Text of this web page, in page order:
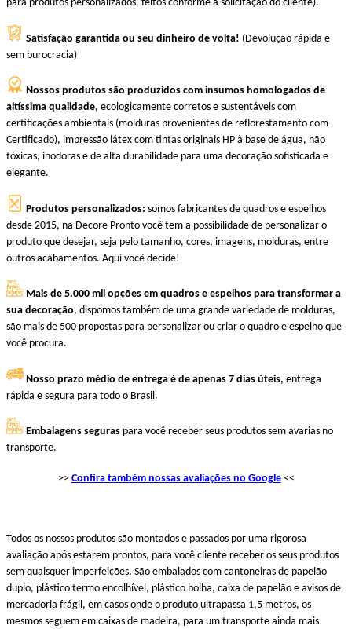
para produtos personalizados, feitos conforme a solicitação do cliente).
Satisfação garantida ou seu dinheiro de volta! (Devolução rápida e
sem burocracia)
Nossos produtos são produzidos com insumos homologados de
altíssima qualidade, ecologicamente corretos e sustentáveis com
certificações ambientais (molduras provenientes de reflorestamento com
Certificado), impressão látex com tintas originais HP à base de água, não
tóxicas, inodoras e de alta durabilidade para uma decoração sofisticada e
elegante.
Produtos personalizados: somos fabricantes de quadros e espelhos
desde 2015, na Decore Pronto você tem a possibilidade de personalizar o
produto que desejar, seja pelo tamanho, cores, imagens, molduras, entre
outros acabamentos. Aqui você decide!
Mais de 5.000 mil opções em quadros e espelhos para transformar a
sua decoração, dispomos também de uma grande variedade de molduras,
são mais de 500 propostas para personalizar ou criar o quadro e espelho que
você procura.
Nosso prazo médio de entrega é de apenas 7 dias úteis, entrega
rápida e segura para todo o Brasil.
Embalagens seguras para você receber seus produtos sem avarias no
transporte.
>> Confira também nossas avaliações no Google<<
Todos os nossos produtos são montados e passados por uma rigorosa
avaliação após estarem prontos, para você cliente receber os seus produtos
sem quaisquer imperfeições. São embalados com cantoneiras de papelão
duplo, plástico termo encolhível, plástico bolha, caixa de papelão e avisos de
mercadoria frágil, em casos onde o produto ultrapassa 1,5 metros, os
mesmos seguem em caixas de madeira, para um transporte ainda mais